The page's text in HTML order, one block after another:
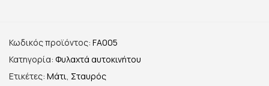
Κωδικός προϊόντος: FA005
Κατηγορία: Φυλαχτά αυτοκινήτου
Ετικέτες: Μάτι, Σταυρός